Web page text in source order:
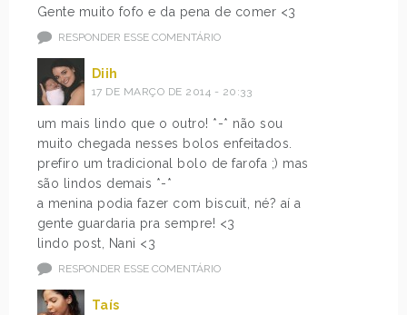
Gente muito fofo e da pena de comer <3
RESPONDER ESSE COMENTÁRIO
Diih
17 DE MARÇO DE 2014 - 20:33
um mais lindo que o outro! *-* não sou
muito chegada nesses bolos enfeitados.
prefiro um tradicional bolo de farofa ;) mas
são lindos demais *-*
a menina podia fazer com biscuit, né? aí a
gente guardaria pra sempre! <3
lindo post, Nani <3
RESPONDER ESSE COMENTÁRIO
Taís